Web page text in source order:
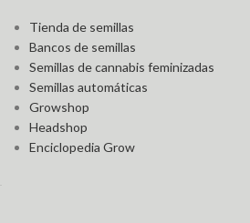
Tienda de semillas
Bancos de semillas
Semillas de cannabis feminizadas
Semillas automáticas
Growshop
Headshop
Enciclopedia Grow